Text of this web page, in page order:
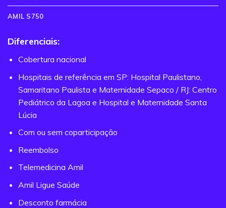
AMIL S750
Diferenciais:
Cobertura nacional
Hospitais de referência em SP: Hospital Paulistano,
Samaritano Paulista e Maternidade Sepaco / RJ: Centro
Pediátrico da Lagoa e Hospital e Maternidade Santa
Lúcia
Com ou sem coparticipação
Reembolso
Telemedicina Amil
Amil Ligue Saúde
Desconto farmácia